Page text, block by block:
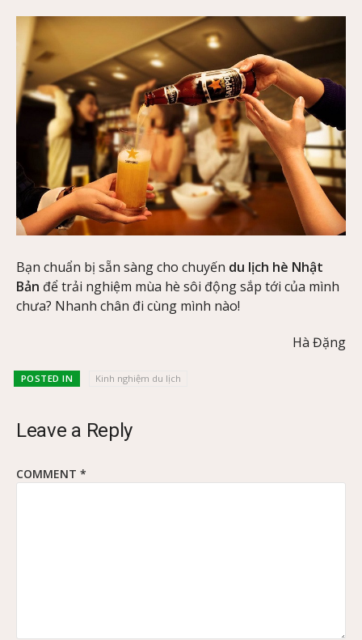
Bạn chuẩn bị sẵn sàng cho chuyến du lịch hè Nhật
Bản để trải nghiệm mùa hè sôi động sắp tới của mình
chưa? Nhanh chân đi cùng mình nào!
Hà Đặng
POSTED IN Kinh nghiệm du lịch
Leave a Reply
COMMENT *